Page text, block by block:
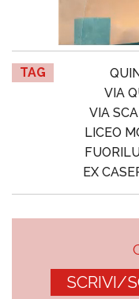
TAG
VIA
VIA
LICEO
EX
SCRIVI/